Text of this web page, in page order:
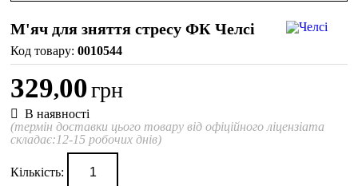
М'яч для зняття стресу ФК Челсі
0010544
329,00грн
В наявності
(термін доставки цього товару від офіційного ліцензіата
складає:12-15 робочих днів)
Кількість: